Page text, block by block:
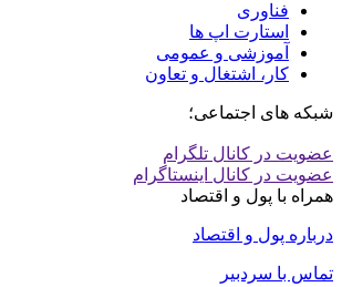
فناوری
استارت اپ ها
آموزشی و عمومی
کار، اشتغال و تعاون
شبکه های اجتماعی؛
عضویت در کانال تلگرام
عضویت در کانال اینستاگرام
همراه با پول و اقتصاد
درباره پول و اقتصاد
تماس با سردبیر